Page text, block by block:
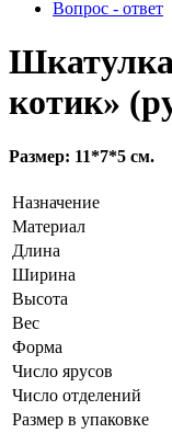
Вопрос - ответ
котик»
Размер: 11*7*5 см.
Назначение
Материал
Длина
Ширина
Высота
Вес
Форма
Число ярусов
Число отделений
Размер в упаковке